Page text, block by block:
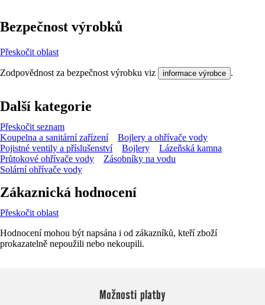
Bezpečnost výrobků
Přeskočit oblast
Zodpovědnost za bezpečnost výrobku viz informace výrobce .
Další kategorie
Přeskočit seznam
Koupelna a sanitární zařízení
Bojlery a ohřívače vody
Pojistné ventily a příslušenství
Bojlery
Lázeňská kamna
Průtokové ohřívače vody
Zásobníky na vodu
Solární ohřívače vody
Zákaznická hodnocení
Přeskočit oblast
Hodnocení mohou být napsána i od zákazníků, kteří zboží
prokazatelně nepoužili nebo nekoupili.
Možnosti platby